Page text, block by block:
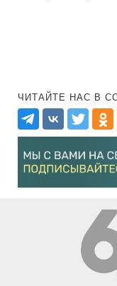
ЧИТАЙТЕ НАС В